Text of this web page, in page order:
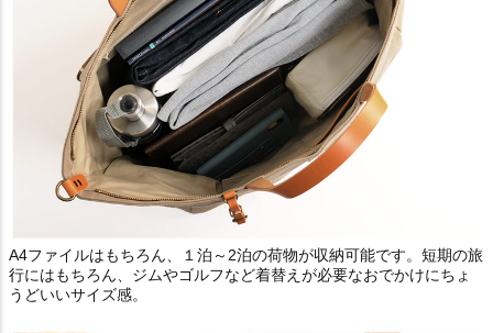
A4ファイルはもちろん、１泊～2泊の荷物が収納可能です。短期の旅
行にはもちろん、ジムやゴルフなど着替えが必要なおでかけにちょ
うどいいサイズ感。